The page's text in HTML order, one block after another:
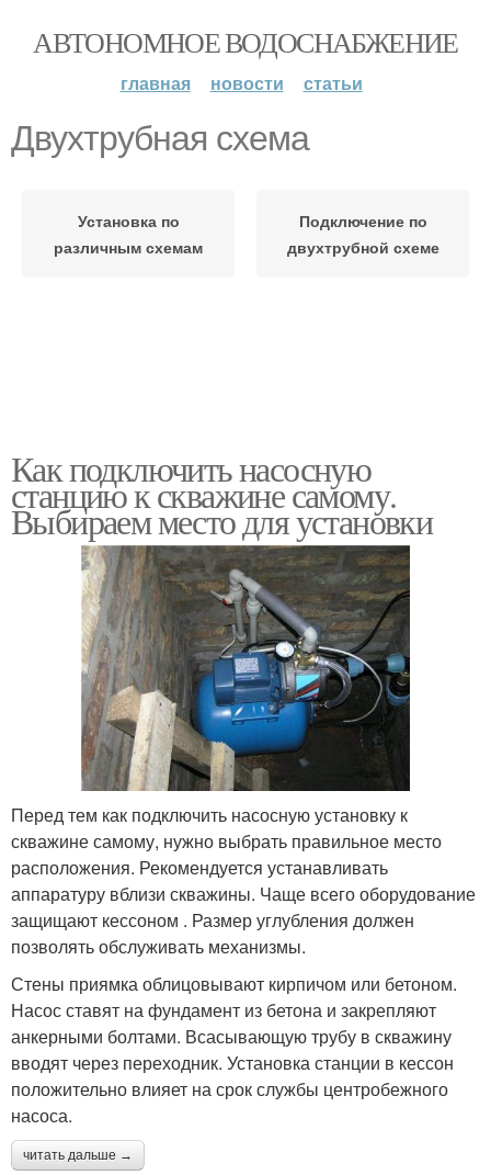
АВТОНОМНОЕ ВОДОСНАБЖЕНИЕ
главная новости статьи
Двухтрубная схема
Установка по
различным схемам
Подключение по
двухтрубной схеме
Как подключить насосную
станцию к скважине самому.
Выбираем место для установки
Перед тем как подключить насосную установку к
скважине самому, нужно выбрать правильное место
расположения. Рекомендуется устанавливать
аппаратуру вблизи скважины. Чаще всего оборудование
защищают кессоном . Размер углубления должен
позволять обслуживать механизмы.
Стены приямка облицовывают кирпичом или бетоном.
Насос ставят на фундамент из бетона и закрепляют
анкерными болтами. Всасывающую трубу в скважину
вводят через переходник. Установка станции в кессон
положительно влияет на срок службы центробежного
насоса.
читать дальше →